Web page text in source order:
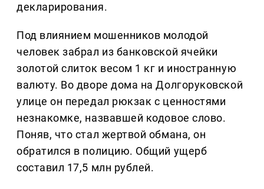
декларирования.
Под влиянием мошенников молодой
человек забрал из банковской ячейки
золотой слиток весом 1 кг и иностранную
валюту. Во дворе дома на Долгоруковской
улице он передал рюкзак с ценностями
незнакомке, назвавшей кодовое слово.
Поняв, что стал жертвой обмана, он
обратился в полицию. Общий ущерб
составил 17,5 млн рублей.